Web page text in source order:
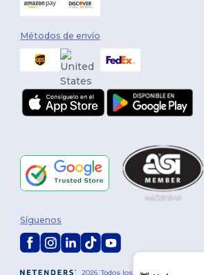
Métodos de envío
2026. Todos los derechos reservados
Síguenos